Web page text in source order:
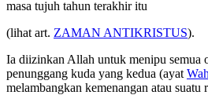
masa tujuh tahun terakhir itu
(lihat art. ZAMAN ANTIKRISTUS).
Ia diizinkan Allah untuk menipu semua
penunggang kuda yang kedua (ayat
melambangkan kemenangan atau